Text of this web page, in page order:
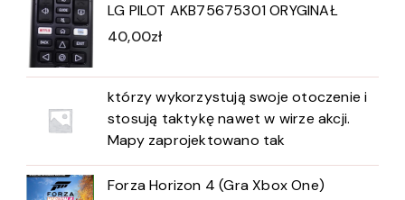
LG PILOT AKB75675301 ORYGINAŁ
40,00zł
którzy wykorzystują swoje otoczenie i
stosują taktykę nawet w wirze akcji.
Mapy zaprojektowano tak
Forza Horizon 4 (Gra Xbox One)